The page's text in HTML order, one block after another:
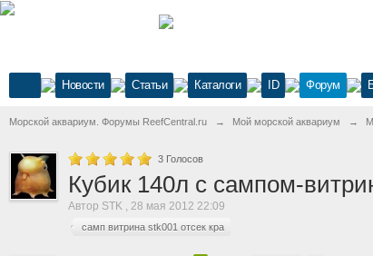
Новости Статьи Каталоги ID Форум
Морской аквариум. Форумы ReefCentral.ru → Мой морской аквариум →
3 Голосов
Кубик 140л с сампом-
Автор STK , 28 мая 2012 22:09
самп витрина stk001 отсек кра